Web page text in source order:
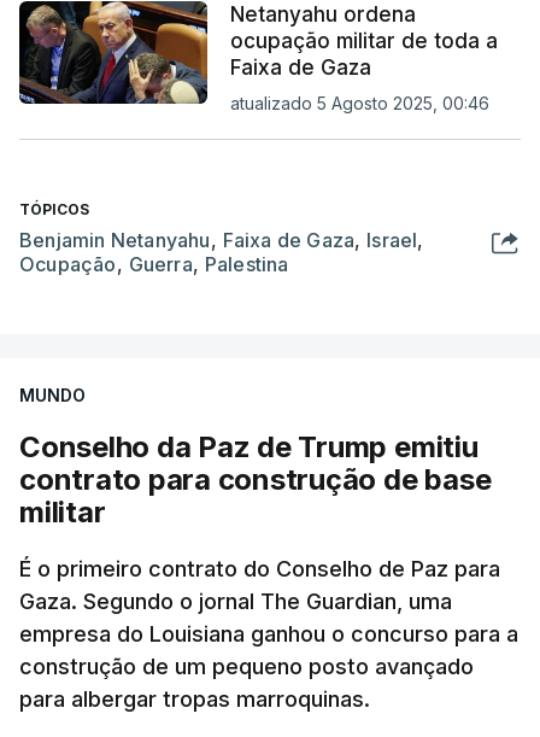
Netanyahu ordena
ocupação militar de toda a
Faixa de Gaza
atualizado 5 Agosto 2025, 00:46
TÓPICOS
Benjamin Netanyahu, Faixa de Gaza, Israel,
Ocupação, Guerra, Palestina
MUNDO
Conselho da Paz de Trump emitiu
contrato para construção de base
militar
É o primeiro contrato do Conselho de Paz para
Gaza. Segundo o jornal The Guardian, uma
empresa do Louisiana ganhou o concurso para a
construção de um pequeno posto avançado
para albergar tropas marroquinas.